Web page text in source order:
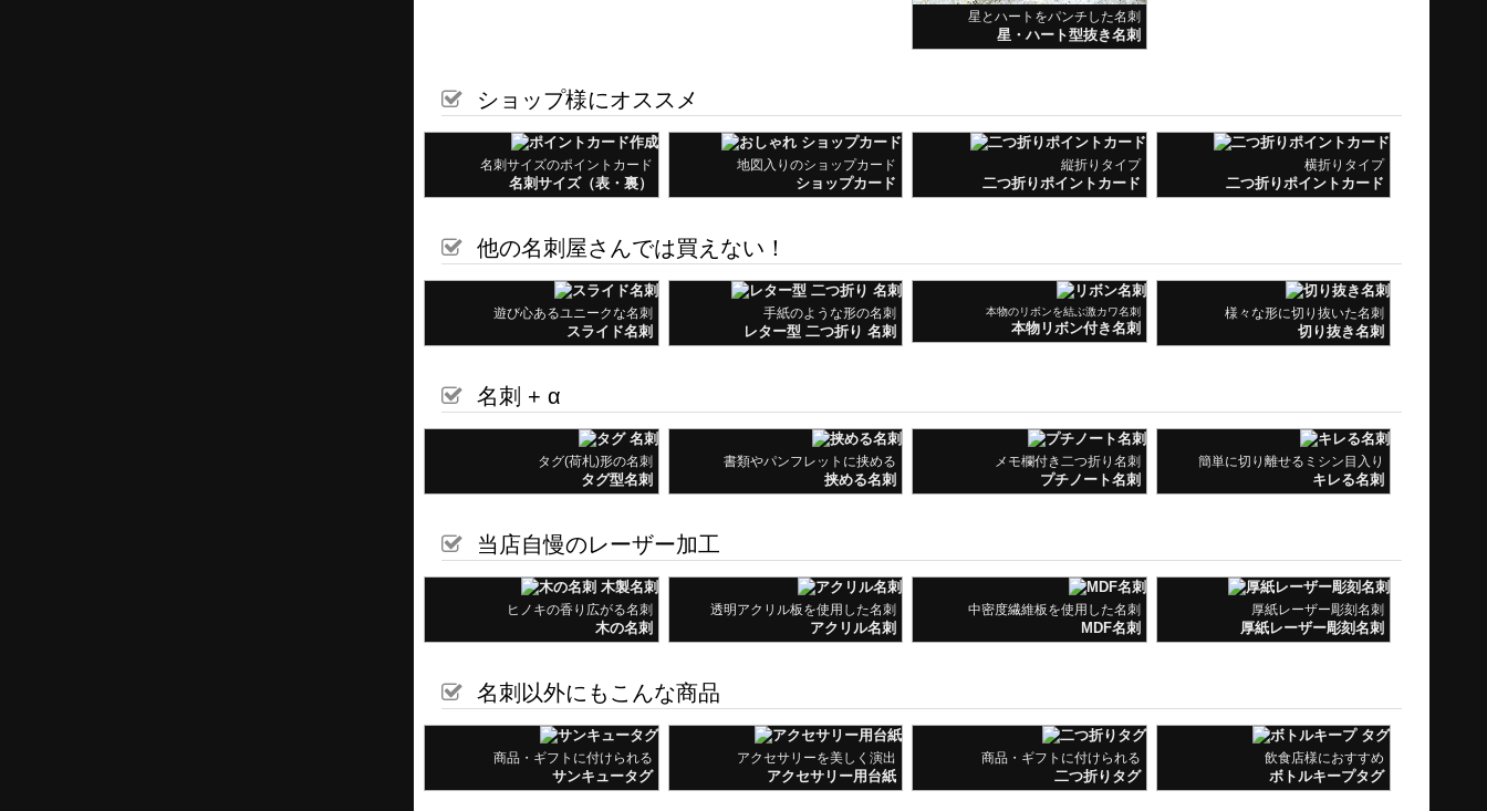
星とハートをパンチした名刺
星・ハート型抜き名刺
ショップ様にオススメ
名刺サイズのポイントカード
名刺サイズ（表・裏）
地図入りのショップカード
ショップカード
縦折りタイプ
二つ折りポイントカード
横折りタイプ
二つ折りポイントカード
他の名刺屋さんでは買えない！
遊び心あるユニークな名刺
スライド名刺
手紙のような形の名刺
レター型 二つ折り 名刺
本物のリボンを結ぶ激カワ名刺
本物リボン付き名刺
様々な形に切り抜いた名刺
切り抜き名刺
名刺 + α
タグ(荷札)形の名刺
タグ型名刺
書類やパンフレットに挟める
挟める名刺
メモ欄付き二つ折り名刺
プチノート名刺
簡単に切り離せるミシン目入り
キレる名刺
当店自慢のレーザー加工
ヒノキの香り広がる名刺
木の名刺
透明アクリル板を使用した名刺
アクリル名刺
中密度繊維板を使用した名刺
MDF名刺
厚紙レーザー彫刻名刺
厚紙レーザー彫刻名刺
名刺以外にもこんな商品
商品・ギフトに付けられる
サンキュータグ
アクセサリーを美しく演出
アクセサリー用台紙
商品・ギフトに付けられる
二つ折りタグ
飲食店様におすすめ
ボトルキープタグ